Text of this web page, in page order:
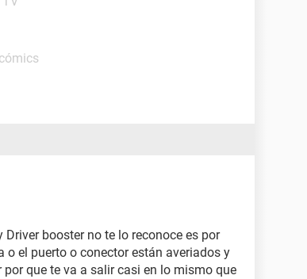
booster no te lo reconoce es por
el puerto o conector están averiados y
que te va a salir casi en lo mismo que